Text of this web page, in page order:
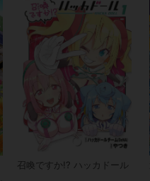
召喚ですか!? ハッカドール